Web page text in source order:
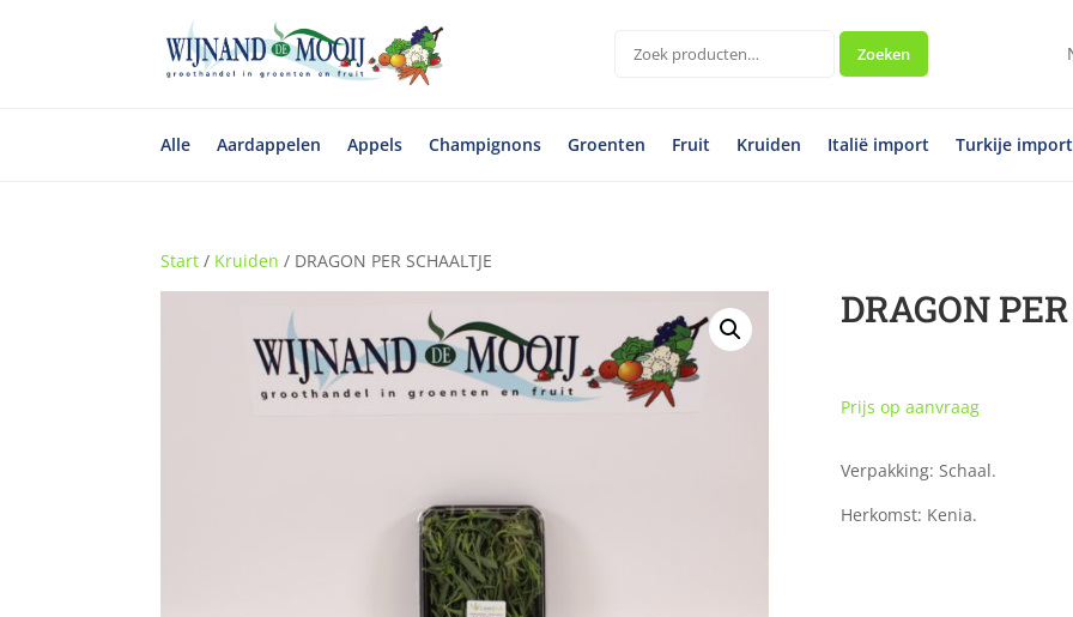
Zoeken
Zoeken
Alle Aardappelen Appels Champignons Groenten Fruit Kruiden Italië import Turkije import
Start / Kruiden / DRAGON PER SCHAALTJE
DRAGON
Prijs op aanvraag
Verpakking: Schaal.
Herkomst: Kenia.